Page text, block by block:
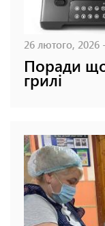
26 лютого, 2026
Поради
грилі